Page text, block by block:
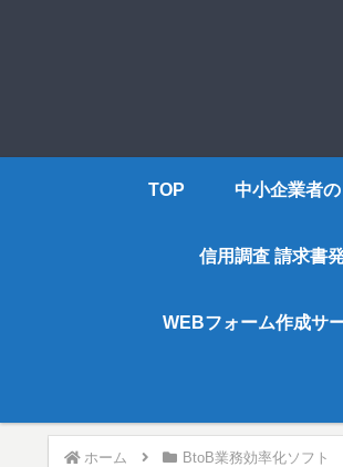
TOP 中小企業者
信用調査 請求書
WEBフォーム作成サ
ホーム BtoB業務効率化ソフト